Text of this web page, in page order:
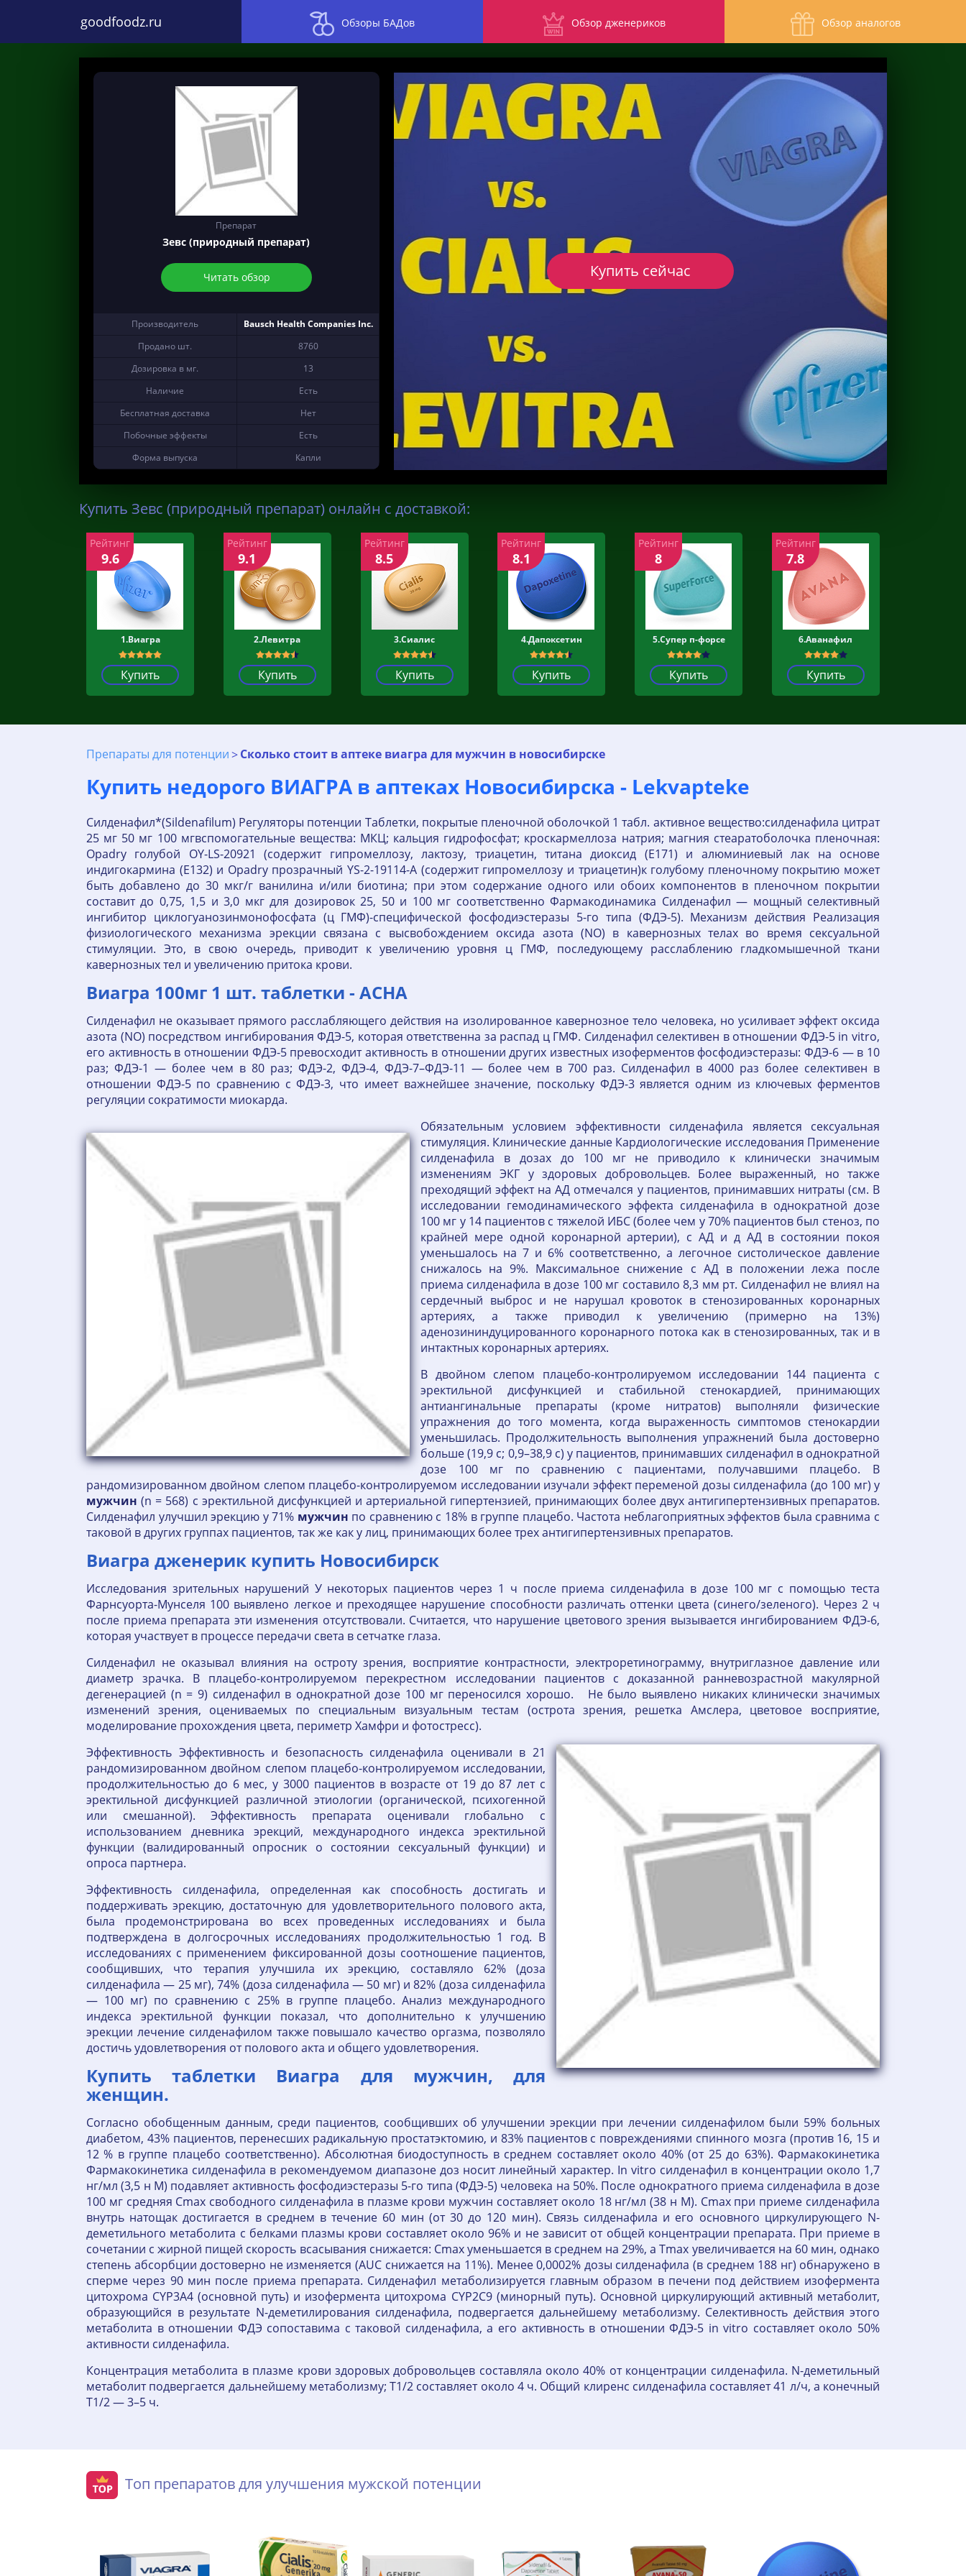
goodfoodz.ru Обзоры БАДов Обзор дженериков Обзор аналогов
Препарат
Зевс (природный препарат)
Читать обзор
Производитель
Bausch Health Companies Inc.
Продано шт.
8760
Дозировка в мг.
13
Наличие
Есть
Бесплатная доставка
Нет
Побочные эффекты
Есть
Форма выпуска
Капли
Купить сейчас
Купить Зевс (природный препарат) онлайн с доставкой:
1.Виагра
Купить
Рейтинг
9.6
2.Левитра
Купить
Рейтинг
9.1
3.Сиалис
Купить
Рейтинг
8.5
4.Дапоксетин
Купить
Рейтинг
8.1
5.Супер п-форсе
Купить
Рейтинг
8
6.Аванафил
Купить
Рейтинг
7.8
Препараты для потенции Сколько стоит в аптеке виагра для мужчин в новосибирске
Купить недорого ВИАГРА в аптеках Новосибирска - Lekvapteke
Силденафил*(Sildenafilum) Регуляторы потенции Таблетки, покрытые пленочной оболочкой 1 табл. активное вещество:силденафила цитрат
25 мг 50 мг 100 мгвспомогательные вещества: МКЦ; кальция гидрофосфат; кроскармеллоза натрия; магния стеаратоболочка пленочная:
Opadry голубой OY-LS-20921 (содержит гипромеллозу, лактозу, триацетин, титана диоксид (Е171) и алюминиевый лак на основе
индигокармина (Е132) и Opadry прозрачный YS-2-19114-A (содержит гипромеллозу и триацетин)к голубому пленочному покрытию может
быть добавлено до 30 мкг/г ванилина и/или биотина; при этом содержание одного или обоих компонентов в пленочном покрытии
составит до 0,75, 1,5 и 3,0 мкг для дозировок 25, 50 и 100 мг соответственно Фармакодинамика Силденафил — мощный селективный
ингибитор циклогуанозинмонофосфата (ц ГМФ)-специфической фосфодиэстеразы 5-го типа (ФДЭ-5). Механизм действия Реализация
физиологического механизма эрекции связана с высвобождением оксида азота (NO) в кавернозных телах во время сексуальной
стимуляции. Это, в свою очередь, приводит к увеличению уровня ц ГМФ, последующему расслаблению гладкомышечной ткани
кавернозных тел и увеличению притока крови.
Виагра 100мг 1 шт. таблетки - АСНА
Силденафил не оказывает прямого расслабляющего действия на изолированное кавернозное тело человека, но усиливает эффект оксида
азота (NO) посредством ингибирования ФДЭ-5, которая ответственна за распад ц ГМФ. Силденафил селективен в отношении ФДЭ-5 in vitro,
его активность в отношении ФДЭ-5 превосходит активность в отношении других известных изоферментов фосфодиэстеразы: ФДЭ-6 — в 10
раз; ФДЭ-1 — более чем в 80 раз; ФДЭ-2, ФДЭ-4, ФДЭ-7–ФДЭ-11 — более чем в 700 раз. Силденафил в 4000 раз более селективен в
отношении ФДЭ-5 по сравнению с ФДЭ-3, что имеет важнейшее значение, поскольку ФДЭ-3 является одним из ключевых ферментов
регуляции сократимости миокарда.
Обязательным условием эффективности силденафила является сексуальная
стимуляция. Клинические данные Кардиологические исследования Применение
силденафила в дозах до 100 мг не приводило к клинически значимым
изменениям ЭКГ у здоровых добровольцев. Более выраженный, но также
преходящий эффект на АД отмечался у пациентов, принимавших нитраты (см. В
исследовании гемодинамического эффекта силденафила в однократной дозе
100 мг у 14 пациентов с тяжелой ИБС (более чем у 70% пациентов был стеноз, по
крайней мере одной коронарной артерии), с АД и д АД в состоянии покоя
уменьшалось на 7 и 6% соответственно, а легочное систолическое давление
снижалось на 9%. Максимальное снижение с АД в положении лежа после
приема силденафила в дозе 100 мг составило 8,3 мм рт. Силденафил не влиял на
сердечный выброс и не нарушал кровоток в стенозированных коронарных
артериях, а также приводил к увеличению (примерно на 13%)
аденозининдуцированного коронарного потока как в стенозированных, так и в
интактных коронарных артериях.
В двойном слепом плацебо-контролируемом исследовании 144 пациента с
эректильной дисфункцией и стабильной стенокардией, принимающих
антиангинальные препараты (кроме нитратов) выполняли физические
упражнения до того момента, когда выраженность симптомов стенокардии
уменьшилась. Продолжительность выполнения упражнений была достоверно
больше (19,9 с; 0,9–38,9 с) у пациентов, принимавших силденафил в однократной
дозе 100 мг по сравнению с пациентами, получавшими плацебо. В
рандомизированном двойном слепом плацебо-контролируемом исследовании изучали эффект переменой дозы силденафила (до 100 мг) у
мужчин (n = 568) с эректильной дисфункцией и артериальной гипертензией, принимающих более двух антигипертензивных препаратов.
Силденафил улучшил эрекцию у 71% мужчин по сравнению с 18% в группе плацебо. Частота неблагоприятных эффектов была сравнима с
таковой в других группах пациентов, так же как у лиц, принимающих более трех антигипертензивных препаратов.
Виагра дженерик купить Новосибирск
Исследования зрительных нарушений У некоторых пациентов через 1 ч после приема силденафила в дозе 100 мг с помощью теста
Фарнсуорта-Мунселя 100 выявлено легкое и преходящее нарушение способности различать оттенки цвета (синего/зеленого). Через 2 ч
после приема препарата эти изменения отсутствовали. Считается, что нарушение цветового зрения вызывается ингибированием ФДЭ-6,
которая участвует в процессе передачи света в сетчатке глаза.
Силденафил не оказывал влияния на остроту зрения, восприятие контрастности, электроретинограмму, внутриглазное давление или
диаметр зрачка. В плацебо-контролируемом перекрестном исследовании пациентов с доказанной ранневозрастной макулярной
дегенерацией (n = 9) силденафил в однократной дозе 100 мг переносился хорошо. Не было выявлено никаких клинически значимых
изменений зрения, оцениваемых по специальным визуальным тестам (острота зрения, решетка Амслера, цветовое восприятие,
моделирование прохождения цвета, периметр Хамфри и фотостресс).
Эффективность Эффективность и безопасность силденафила оценивали в 21
рандомизированном двойном слепом плацебо-контролируемом исследовании,
продолжительностью до 6 мес, у 3000 пациентов в возрасте от 19 до 87 лет с
эректильной дисфункцией различной этиологии (органической, психогенной
или смешанной). Эффективность препарата оценивали глобально с
использованием дневника эрекций, международного индекса эректильной
функции (валидированный опросник о состоянии сексуальный функции) и
опроса партнера.
Эффективность силденафила, определенная как способность достигать и
поддерживать эрекцию, достаточную для удовлетворительного полового акта,
была продемонстрирована во всех проведенных исследованиях и была
подтверждена в долгосрочных исследованиях продолжительностью 1 год. В
исследованиях с применением фиксированной дозы соотношение пациентов,
сообщивших, что терапия улучшила их эрекцию, составляло 62% (доза
силденафила — 25 мг), 74% (доза силденафила — 50 мг) и 82% (доза силденафила
— 100 мг) по сравнению с 25% в группе плацебо. Анализ международного
индекса эректильной функции показал, что дополнительно к улучшению
эрекции лечение силденафилом также повышало качество оргазма, позволяло
достичь удовлетворения от полового акта и общего удовлетворения.
Купить таблетки Виагра для мужчин, для
женщин.
Согласно обобщенным данным, среди пациентов, сообщивших об улучшении эрекции при лечении силденафилом были 59% больных
диабетом, 43% пациентов, перенесших радикальную простатэктомию, и 83% пациентов с повреждениями спинного мозга (против 16, 15 и
12 % в группе плацебо соответственно). Абсолютная биодоступность в среднем составляет около 40% (от 25 до 63%). Фармакокинетика
Фармакокинетика силденафила в рекомендуемом диапазоне доз носит линейный характер. In vitro силденафил в концентрации около 1,7
нг/мл (3,5 н М) подавляет активность фосфодиэстеразы 5-го типа (ФДЭ-5) человека на 50%. После однократного приема силденафила в дозе
100 мг средняя Cmax свободного силденафила в плазме крови мужчин составляет около 18 нг/мл (38 н М). Cmax при приеме силденафила
внутрь натощак достигается в среднем в течение 60 мин (от 30 до 120 мин). Связь силденафила и его основного циркулирующего N-
деметильного метаболита с белками плазмы крови составляет около 96% и не зависит от общей концентрации препарата. При приеме в
сочетании с жирной пищей скорость всасывания снижается: Cmax уменьшается в среднем на 29%, а Tmax увеличивается на 60 мин, однако
степень абсорбции достоверно не изменяется (AUC снижается на 11%). Менее 0,0002% дозы силденафила (в среднем 188 нг) обнаружено в
сперме через 90 мин после приема препарата. Силденафил метаболизируется главным образом в печени под действием изофермента
цитохрома CYP3A4 (основной путь) и изофермента цитохрома CYP2C9 (минорный путь). Основной циркулирующий активный метаболит,
образующийся в результате N-деметилирования силденафила, подвергается дальнейшему метаболизму. Селективность действия этого
метаболита в отношении ФДЭ сопоставима с таковой силденафила, а его активность в отношении ФДЭ-5 in vitro составляет около 50%
активности силденафила.
Концентрация метаболита в плазме крови здоровых добровольцев составляла около 40% от концентрации силденафила. N-деметильный
метаболит подвергается дальнейшему метаболизму; T1/2 составляет около 4 ч. Общий клиренс силденафила составляет 41 л/ч, а конечный
T1/2 — 3–5 ч.
Топ препаратов для улучшения мужской потенции